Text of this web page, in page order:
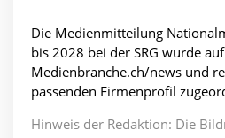
Die Medienmitteilung
bis 2028 bei der SRG wurde auf
Medienbranche.ch/news und
passenden Firmenprofil
Hinweis der Redaktion: Die